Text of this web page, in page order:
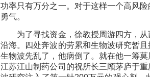
功率只有万分之一。对于这样一个高风
勇气。
为了寻找资金，徐教授周游四方，从
沿海。四处奔波的劳累和生物波研究暂
生物波先乱了，他病倒了。就在他一筹
江苏江山制药公司的祝所长三顾茅庐于